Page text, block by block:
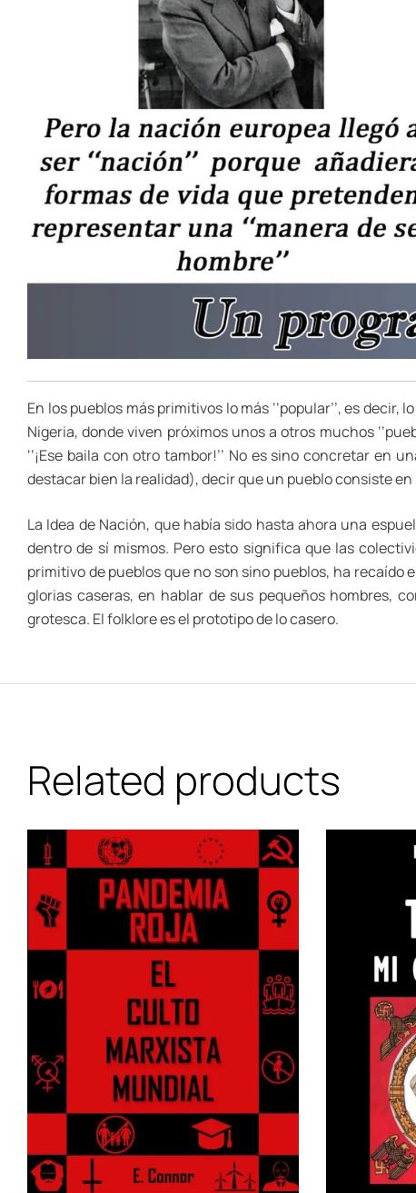
En los pueblos más primitivos lo más ‘‘popular’’, es
Nigeria, donde viven próximos unos a otros muchos
‘‘¡Ese baila con otro tambor!’’ No es sino concretar
destacar bien la realidad), decir que un pueblo consiste
La Idea de Nación, que había sido hasta ahora una
dentro de sí mismos. Pero esto significa que las
primitivo de pueblos que no son sino pueblos, ha
glorias caseras, en hablar de sus pequeños hombres,
grotesca. El folklore es el prototipo de lo casero.
Related products